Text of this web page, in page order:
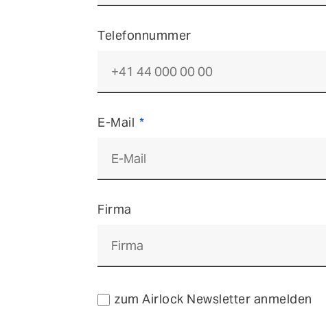
Telefonnummer
E-Mail
Firma
zum Airlock Newsletter anmelden